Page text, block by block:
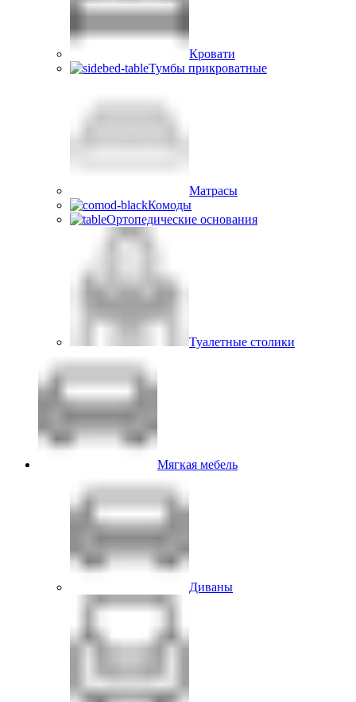
Кровати
Тумбы прикроватные
Матрасы
Комоды
Ортопедические основания
Туалетные столики
Мягкая мебель
Диваны